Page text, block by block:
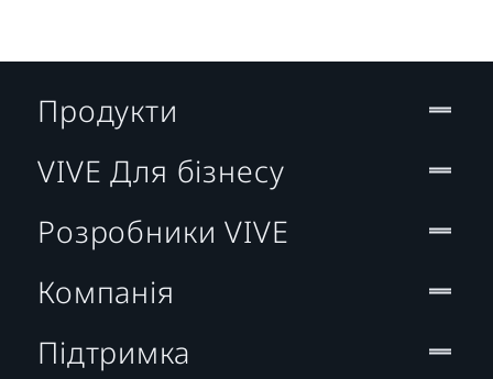
Продукти
VIVE Для бізнесу
Розробники VIVE
Компанія
Підтримка